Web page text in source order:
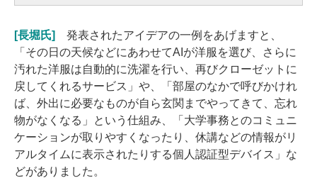
[長堀氏]
発表されたアイデアの一例をあげますと、
「その日の天候などにあわせてAIが洋服を選び、さらに
汚れた洋服は自動的に洗濯を行い、再びクローゼットに
戻してくれるサービス」や、「部屋のなかで呼びかけれ
ば、外出に必要なものが自ら玄関までやってきて、忘れ
物がなくなる」という仕組み、「大学事務とのコミュニ
ケーションが取りやすくなったり、休講などの情報がリ
アルタイムに表示されたりする個人認証型デバイス」な
どがありました。